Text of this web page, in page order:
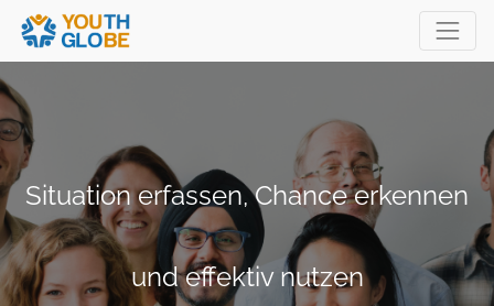
Situation erfassen, Chance erkennen
und effektiv nutzen